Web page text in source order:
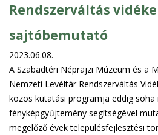
Rendszerváltás
sajtóbemutató
2023.06.08.
A Szabadtéri Néprajzi Múzeum és a
Nemzeti Levéltár Rendszerváltás
közös kutatási programja eddig
fényképgyűjtemény segítségével
megelőző évek településfejlesztési